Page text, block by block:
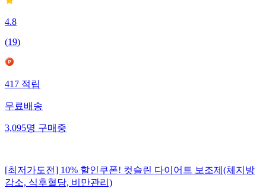
4.8
(19)
417 적립
무료배송
3,095명 구매중
[최저가도전] 10% 할인쿠폰! 컷슬린 다이어트 보조제(체지방
감소, 식후혈당, 비만관리)